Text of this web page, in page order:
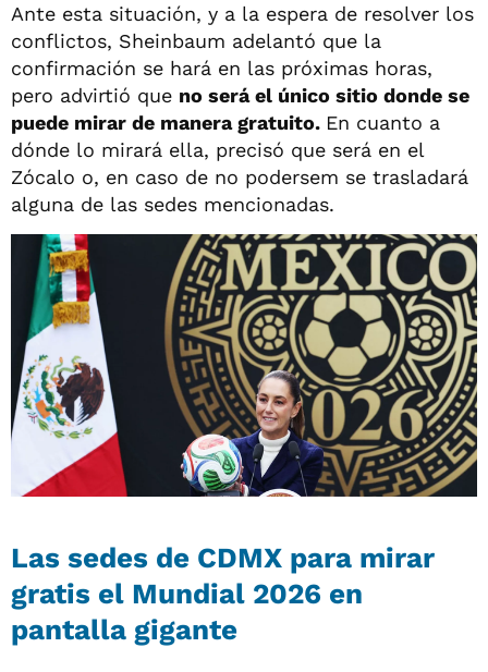
Ante esta situación, y a la espera de resolver los
conflictos, Sheinbaum adelantó que la
confirmación se hará en las próximas horas,
pero advirtió que no será el único sitio donde se
puede mirar de manera gratuito. En cuanto a
dónde lo mirará ella, precisó que será en el
Zócalo o, en caso de no podersem se trasladará
alguna de las sedes mencionadas.
Las sedes de CDMX para mirar
gratis el Mundial 2026 en
pantalla gigante